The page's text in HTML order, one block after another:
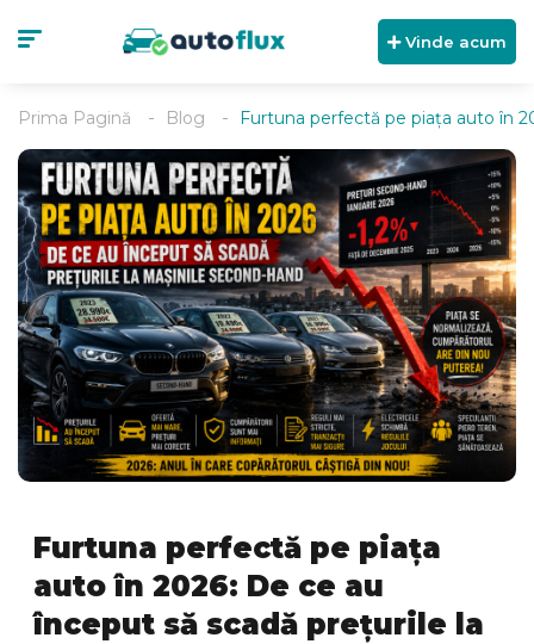
Vinde acum
Prima Pagină Blog Furtuna perfectă pe piața auto în
Furtuna perfectă pe piața
auto în 2026: De ce au
început să scadă prețurile la